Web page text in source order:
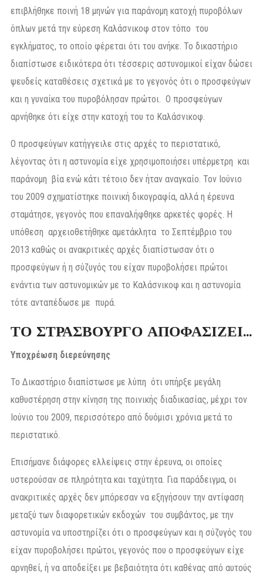
επιβλήθηκε ποινή 18 μηνών για παράνομη κατοχή πυροβόλων
όπλων μετά την εύρεση Καλάσνικοφ στον τόπο του
εγκλήματος, το οποίο φέρεται ότι του ανήκε. Το δικαστήριο
διαπίστωσε ειδικότερα ότι τέσσερις αστυνομικοί είχαν δώσει
ψευδείς καταθέσεις σχετικά με το γεγονός ότι ο προσφεύγων
και η γυναίκα του πυροβόλησαν πρώτοι. Ο προσφεύγων
αρνήθηκε ότι είχε στην κατοχή του το Καλάσνικοφ.
Ο προσφεύγων κατήγγειλε στις αρχές το περιστατικό,
λέγοντας ότι η αστυνομία είχε χρησιμοποιήσει υπέρμετρη και
παράνομη βία ενώ κάτι τέτοιο δεν ήταν αναγκαίο. Τον Ιούνιο
του 2009 σχηματίστηκε ποινική δικογραφία, αλλά η έρευνα
σταμάτησε, γεγονός που επαναλήφθηκε αρκετές φορές. Η
υπόθεση αρχειοθετήθηκε αμετάκλητα το Σεπτέμβριο του
2013 καθώς οι ανακριτικές αρχές διαπίστωσαν ότι ο
προσφεύγων ή η σύζυγός του είχαν πυροβολήσει πρώτοι
ενάντια των αστυνομικών με το Καλάσνικοφ και η αστυνομία
τότε ανταπέδωσε με πυρά.
ΤΟ ΣΤΡΑΣΒΟΥΡΓΟ ΑΠΟΦΑΣΙΖΕΙ…
Υποχρέωση διερεύνησης
Το Δικαστήριο διαπίστωσε με λύπη ότι υπήρξε μεγάλη
καθυστέρηση στην κίνηση της ποινικής διαδικασίας, μέχρι τον
Ιούνιο του 2009, περισσότερο από δυόμισι χρόνια μετά το
περιστατικό.
Επισήμανε διάφορες ελλείψεις στην έρευνα, οι οποίες
υστερούσαν σε πληρότητα και ταχύτητα. Για παράδειγμα, οι
ανακριτικές αρχές δεν μπόρεσαν να εξηγήσουν την αντίφαση
μεταξύ των διαφορετικών εκδοχών του συμβάντος, με την
αστυνομία να υποστηρίζει ότι ο προσφεύγων και η σύζυγός του
είχαν πυροβολήσει πρώτοι, γεγονός που ο προσφεύγων είχε
αρνηθεί, ή να αποδείξει με βεβαιότητα ότι καθένας από αυτούς